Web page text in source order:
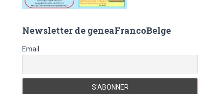
Newsletter de geneaFrancoBelge
Email